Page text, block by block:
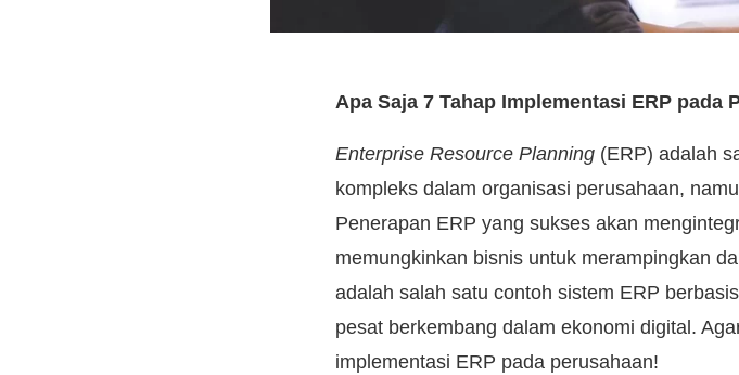
Apa Saja 7 Tahap Implementasi ERP pada
Enterprise Resource Planning (ERP) adalah
kompleks dalam organisasi perusahaan,
Penerapan ERP yang sukses akan
memungkinkan bisnis untuk merampingkan
adalah salah satu contoh sistem ERP berbasis
pesat berkembang dalam ekonomi digital.
implementasi ERP pada perusahaan!